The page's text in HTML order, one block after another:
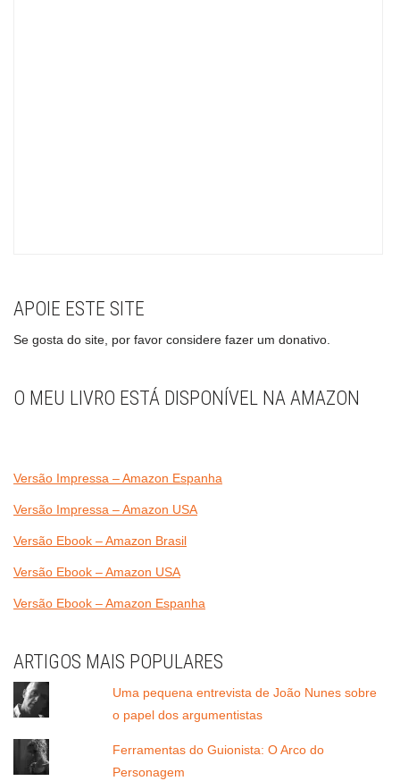
APOIE ESTE SITE
Se gosta do site, por favor considere fazer um donativo.
O MEU LIVRO ESTÁ DISPONÍVEL NA AMAZON
Versão Impressa – Amazon Espanha
Versão Impressa – Amazon USA
Versão Ebook – Amazon Brasil
Versão Ebook – Amazon USA
Versão Ebook – Amazon Espanha
ARTIGOS MAIS POPULARES
Uma pequena entrevista de João Nunes sobre
o papel dos argumentistas
Ferramentas do Guionista: O Arco do
Personagem